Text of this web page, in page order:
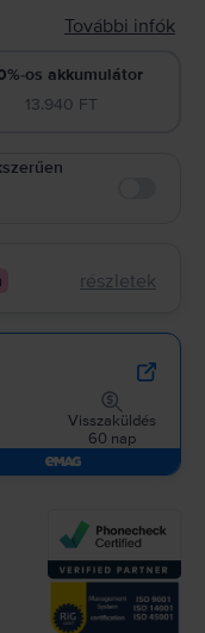
További infók
os akkumulátor
13.940 FT
részletek
Visszaküldés
60 nap